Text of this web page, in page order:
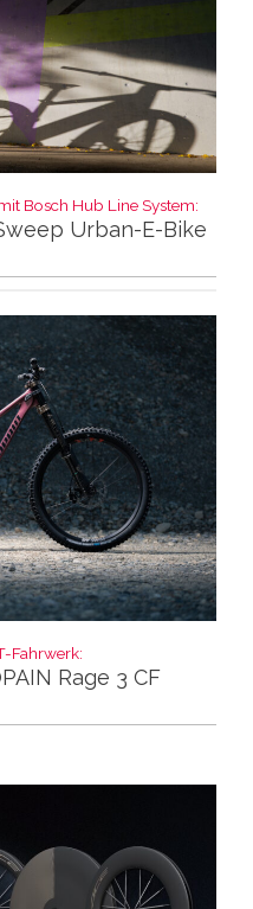
Bosch Hub Line System:
Urban-E-Bike
Fahrwerk:
Rage 3 CF